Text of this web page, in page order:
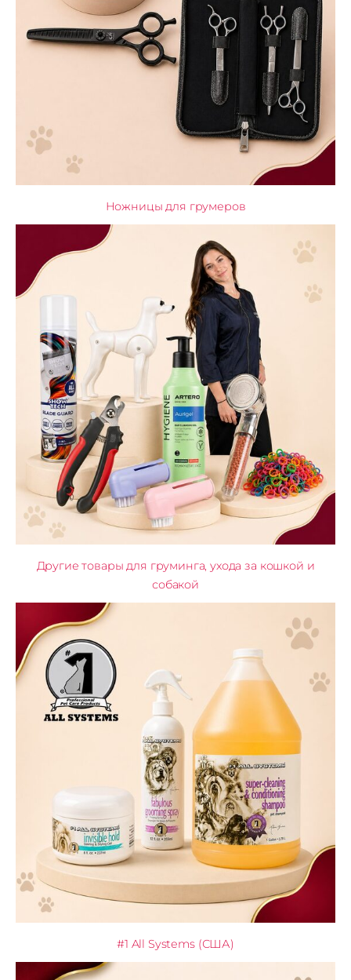
Ножницы для грумеров
Другие товары для груминга, ухода за кошкой и
собакой
#1 All Systems (США)